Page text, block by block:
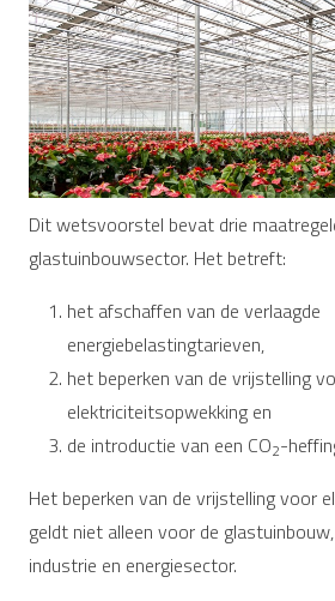
Dit wetsvoorstel bevat drie
glastuinbouwsector. Het betreft:
het afschaffen van de verlaagde
energiebelastingtarieven,
het beperken van de vrijstelling
elektriciteitsopwekking en
de introductie van een CO2-
Het beperken van de vrijstelling voor
geldt niet alleen voor de
industrie en energiesector.